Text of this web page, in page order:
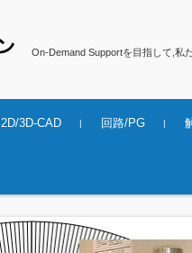
On-Demand Supportを目指して,私
2D/3D-CAD 回路/PG